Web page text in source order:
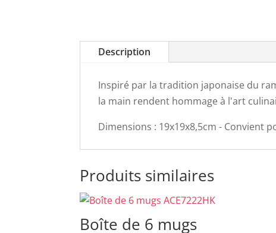
Description
Inspiré par la tradition japonaise du
la main rendent hommage à l'art
Dimensions : 19x19x8,5cm - Convient
Produits similaires
Boîte de 6 mugs